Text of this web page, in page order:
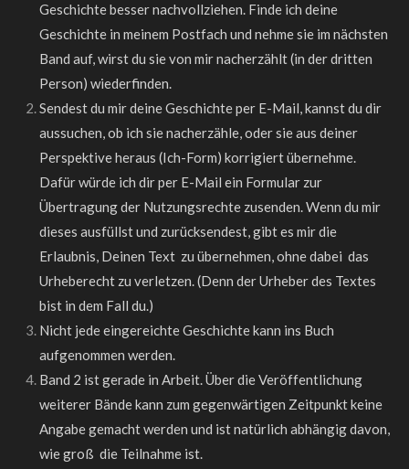
Geschichte besser nachvollziehen. Finde ich deine
Geschichte in meinem Postfach und nehme sie im nächsten
Band auf, wirst du sie von mir nacherzählt (in der dritten
Person) wiederfinden.
Sendest du mir deine Geschichte per E-Mail, kannst du dir
aussuchen, ob ich sie nacherzähle, oder sie aus deiner
Perspektive heraus (Ich-Form) korrigiert übernehme.
Dafür würde ich dir per E-Mail ein Formular zur
Übertragung der Nutzungsrechte zusenden. Wenn du mir
dieses ausfüllst und zurücksendest, gibt es mir die
Erlaubnis, Deinen Text zu übernehmen, ohne dabei das
Urheberecht zu verletzen. (Denn der Urheber des Textes
bist in dem Fall du.)
Nicht jede eingereichte Geschichte kann ins Buch
aufgenommen werden.
Band 2 ist gerade in Arbeit. Über die Veröffentlichung
weiterer Bände kann zum gegenwärtigen Zeitpunkt keine
Angabe gemacht werden und ist natürlich abhängig davon,
wie groß die Teilnahme ist.